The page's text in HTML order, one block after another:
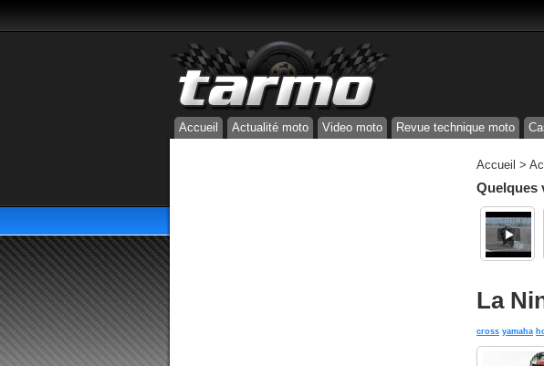
Accueil Actualité moto Video moto Revue technique moto
Accueil >
Quelques
La
cross yamaha